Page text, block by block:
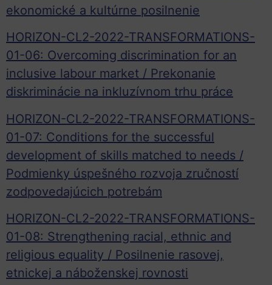
ekonomické a kultúrne posilnenie
HORIZON-CL2-2022-TRANSFORMATIONS-
01-06: Overcoming discrimination for an
inclusive labour market / Prekonanie
diskriminácie na inkluzívnom trhu práce
HORIZON-CL2-2022-TRANSFORMATIONS-
01-07: Conditions for the successful
development of skills matched to needs /
Podmienky úspešného rozvoja zručností
zodpovedajúcich potrebám
HORIZON-CL2-2022-TRANSFORMATIONS-
01-08: Strengthening racial, ethnic and
religious equality / Posilnenie rasovej,
etnickej a náboženskej rovnosti